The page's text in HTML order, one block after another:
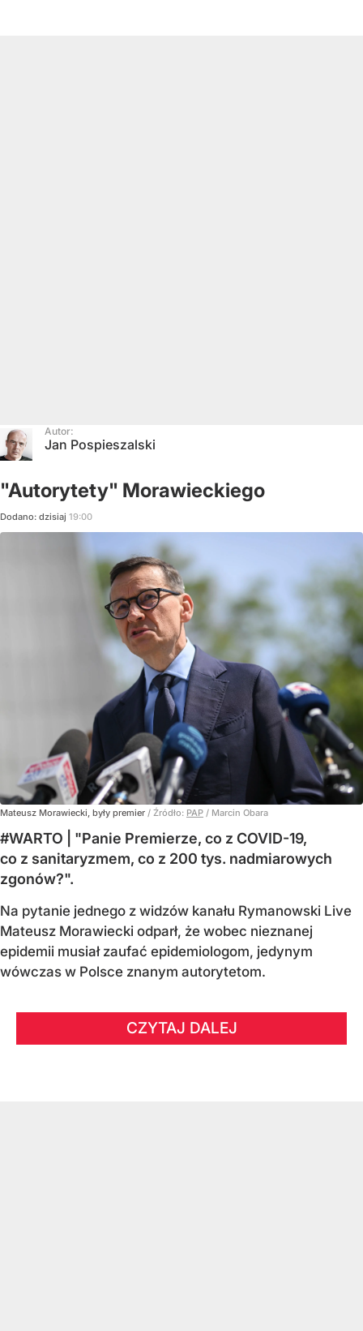
Autor:
Jan Pospieszalski
"Autorytety" Morawieckiego
Dodano: dzisiaj 19:00
Mateusz Morawiecki, były premier / Źródło: PAP / Marcin Obara
#WARTO | "Panie Premierze, co z COVID-19,
co z sanitaryzmem, co z 200 tys. nadmiarowych
zgonów?".
Na pytanie jednego z widzów kanału Rymanowski Live
Mateusz Morawiecki odparł, że wobec nieznanej
epidemii musiał zaufać epidemiologom, jedynym
wówczas w Polsce znanym autorytetom.
CZYTAJ DALEJ